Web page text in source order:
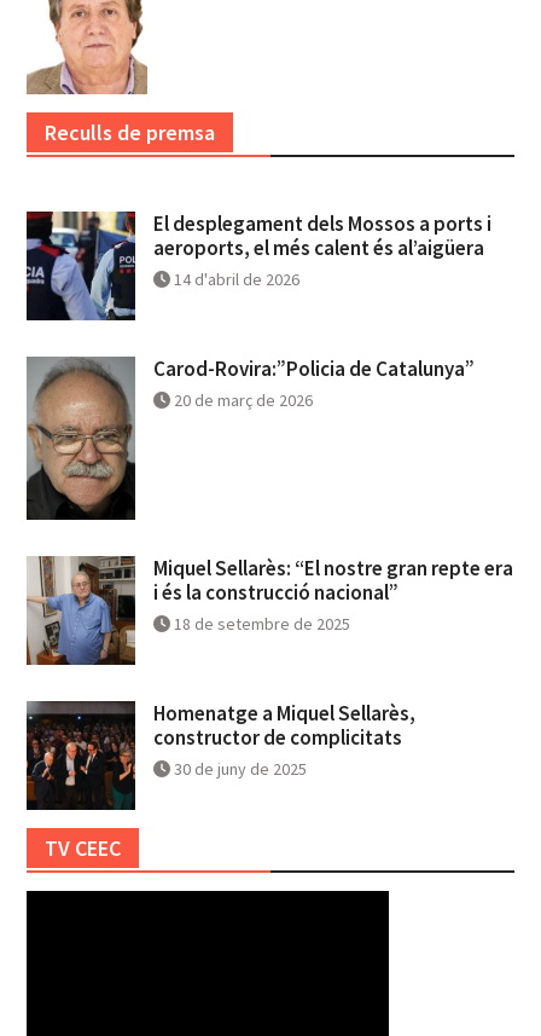
Reculls de premsa
El desplegament dels Mossos a ports i
aeroports, el més calent és al’aigüera
14 d'abril de 2026
Carod-Rovira:”Policia de Catalunya”
20 de març de 2026
Miquel Sellarès: “El nostre gran repte era
i és la construcció nacional”
18 de setembre de 2025
Homenatge a Miquel Sellarès,
constructor de complicitats
30 de juny de 2025
TV CEEC